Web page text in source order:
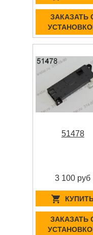
ЗАКАЗАТЬ
51478
3 100 руб
ЗАКАЗАТЬ